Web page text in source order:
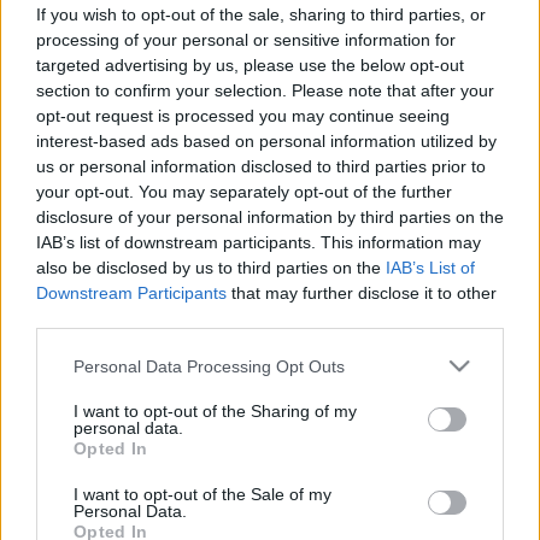
If you wish to opt-out of the sale, sharing to third parties, or
processing of your personal or sensitive information for
targeted advertising by us, please use the below opt-out
section to confirm your selection. Please note that after your
opt-out request is processed you may continue seeing
interest-based ads based on personal information utilized by
us or personal information disclosed to third parties prior to
your opt-out. You may separately opt-out of the further
disclosure of your personal information by third parties on the
IAB’s list of downstream participants. This information may
also be disclosed by us to third parties on the IAB’s List of
Downstream Participants that may further disclose it to other
Please note that this website/app uses one or more Google
not limited to your visit or usage behaviour. You may click to
grant or deny consent to Google and its third-party tags to
use your data for below specified purposes in below Google
consent section.
Personal Data Processing Opt Outs
I want to opt-out of the Sharing of my
personal data.
Opted In
I want to opt-out of the Sale of my
Personal Data.
Opted In